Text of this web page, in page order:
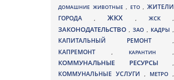
ДОМАШНИЕ ЖИВОТНЫЕ , ЕТО , ЖИТЕЛИ
ГОРОДА
, ЖКХ , ЖСК ,
ЗАКОНОДАТЕЛЬСТВО , ЗАО , КАДРЫ ,
КАПИТАЛЬНЫЙ РЕМОНТ ,
КАПРЕМОНТ , КАРАНТИН ,
КОММУНАЛЬНЫЕ РЕСУРСЫ ,
КОММУНАЛЬНЫЕ УСЛУГИ , МЕТРО ,